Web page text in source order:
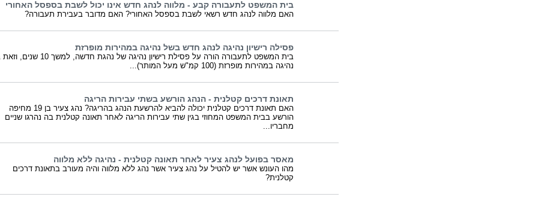
בית המשפט לתעבורה קבע - מלווה לנהג חדש אינו יכול לשבת בספסל האחורי
האם מלווה לנהג חדש רשאי לשבת בספסל האחורי? האם מדובר בעבירת תעבורה?
פסילה רישיון נהיגה לנהג חדש בשל נהיגה במהירות מופרזת
בית המשפט לתעבורה הורה על פסילת רישיון נהיגה של נהגת חדשה,
נהיגה במהירות מופרזת (100 קמ"ש מעל המותר)...
תאונת דרכים קטלנית - הנהג הורשע בשתי עבירות הריגה
האם תאונת דרכים קטלנית יכולה להביא להרשעת הנהג בהריגה? נהג צעיר בן 19 מחיפה
הורשע בבית המשפט המחוזי בגין שתי עבירות הריגה לאחר תאונה קטלנית בה נהרגו שניים
מחבריו...
מאסר בפועל לנהג צעיר לאחר תאונה קטלנית - נהיגה ללא מלווה
מהו העונש אשר יש להטיל על נהג צעיר אשר נהג ללא מלווה והיה מעורב בתאונת דרכים
קטלנית?